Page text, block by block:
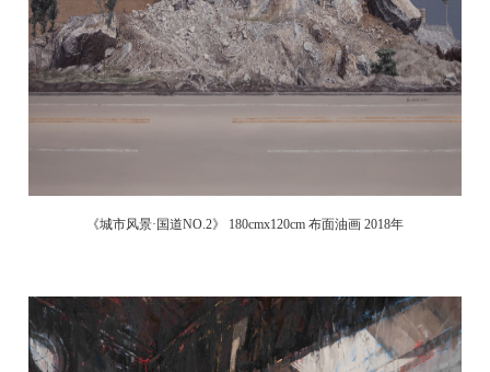
《城市风景·国道NO.2》 180cmx120cm 布面油画 2018年